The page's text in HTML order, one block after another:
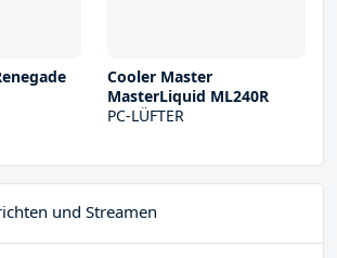
Cooler Master
MasterLiquid ML240R
PC-LÜFTER
und Streamen